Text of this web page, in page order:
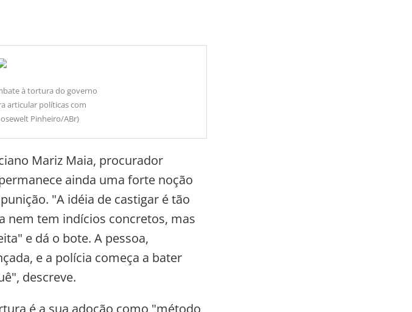
à tortura do governo
articular políticas com
Pinheiro/ABr)
Mariz Maia, procurador
ainda uma forte noção
"A idéia de castigar é tão
nem tem indícios concretos, mas
e dá o bote. A pessoa,
e a polícia começa a bater
descreve.
é a sua adoção como "método